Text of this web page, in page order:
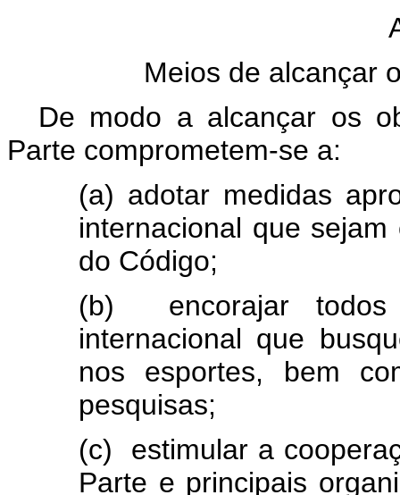
Meios de alcançar
De modo a alcançar os
Parte comprometem-se a:
(a) adotar medidas
internacional que
do Código;
(b) encorajar todos
internacional que
nos esportes, bem
pesquisas;
(c) estimular a
Parte e principais